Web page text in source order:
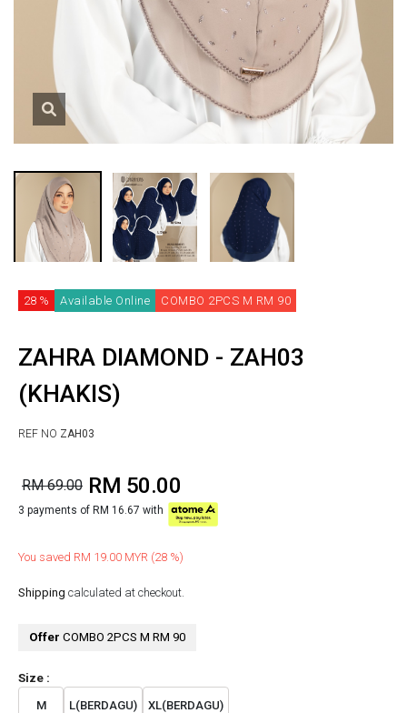
28 % Available Online COMBO 2PCS M RM 90
ZAHRA DIAMOND - ZAH03
(KHAKIS)
REF NO ZAH03
RM 69.00 RM 50.00
3 payments of RM 16.67 with
You saved RM 19.00 MYR (28 %)
Shipping calculated at checkout.
Offer COMBO 2PCS M RM 90
Size :
M
L(BERDAGU) XL(BERDAGU)